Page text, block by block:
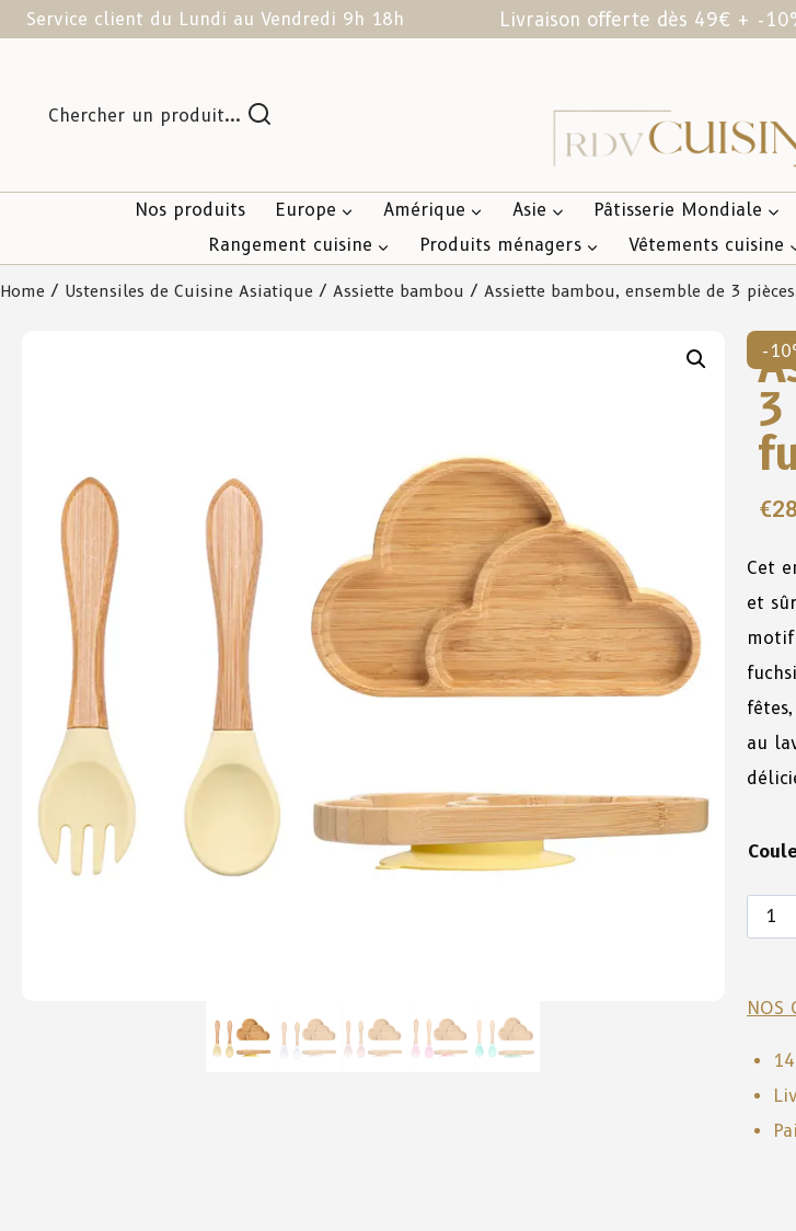
Service client du Lundi au Vendredi 9h 18h Livraison offerte dès 49€ + -
Chercher un produit...
Nos produits Europe Amérique Asie Pâtisserie Mondiale
Rangement cuisine
Produits ménagers Vêtements cuisine
Home / Ustensiles de Cuisine Asiatique / Assiette bambou / Assiette bambou, ensemble de 3
-
€
Cet
et
motif
au
NOS